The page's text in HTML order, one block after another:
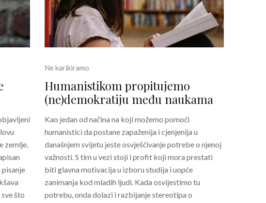
zemlje,
što
Ne karikiramo
Humanistikom propitujemo
(ne)demokratiju među naukama
Kao jedan od načina na koji možemo pomoći
humanistici da postane zapaženija i cjenjenija u
današnjem svijetu jeste osvješćivanje potrebe o njenoj
važnosti. S tim u vezi stoji i profit koji mora prestati
biti glavna motivacija u izboru studija i uopće
zanimanja kod mladih ljudi. Kada osvijestimo tu
potrebu, onda dolazi i razbijanje stereotipa o